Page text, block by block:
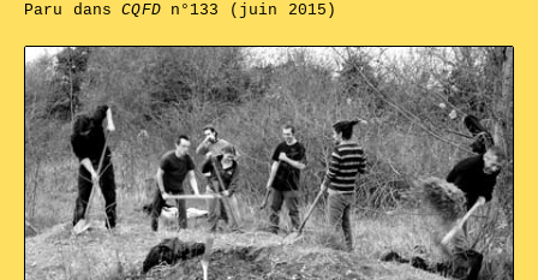
Paru dansCQFDn°133 (juin 2015)